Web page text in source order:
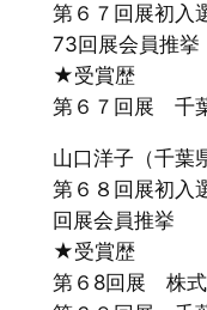
第６７回展初
73回展会員推挙
★受賞歴
第６７回展 千
山口洋子
第６８回展初
回展会員推挙
★受賞歴
第６8回展 株式